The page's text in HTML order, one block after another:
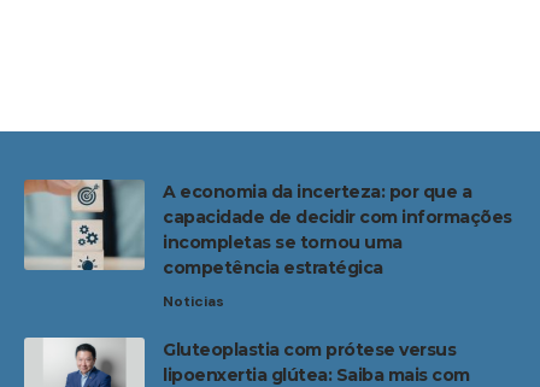
A economia da incerteza: por que a
capacidade de decidir com informações
incompletas se tornou uma
competência estratégica
Noticias
Gluteoplastia com prótese versus
lipoenxertia glútea: Saiba mais com